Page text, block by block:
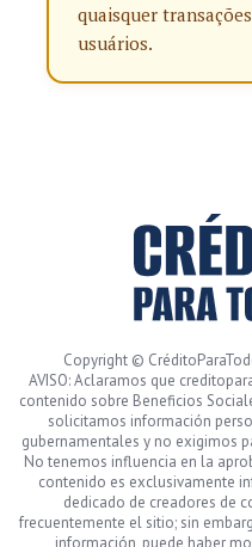
quaisquer
usuários.
Copyright ©
AVISO: Aclaramos que
contenido sobre Beneficios
solicitamos información
gubernamentales y no exigimos
No tenemos influencia en la
contenido es exclusivamente
dedicado de creadores de
frecuentemente el sitio; sin